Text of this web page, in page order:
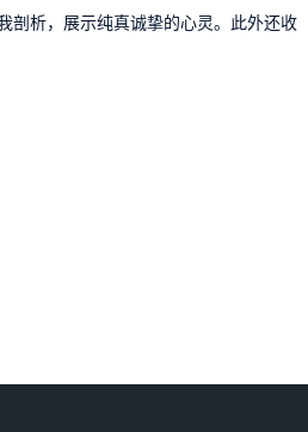
剖析，展示纯真诚挚的心灵。此外还收